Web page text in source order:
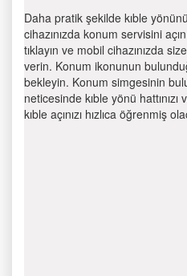
Daha pratik şekilde kıble
cihazınızda konum servisini
tıklayın ve mobil cihazınızda
verin. Konum ikonunun
bekleyin. Konum simgesinin
neticesinde kıble yönü
kıble açınızı hızlıca öğrenmiş